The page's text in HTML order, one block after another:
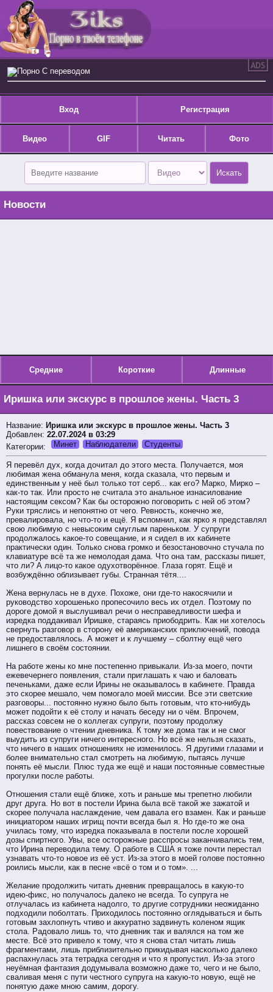
Порно С переводом
Вход Регистрация
Видео GIF Читать Фото
Новости
Средние Короткие Длинные
Иришка или экскурс в прошлое жены. Часть 3
Название: Иришка или экскурс в прошлое жены. Часть 3
Добавлен: 22.07.2024 в 03:29
Категории:
Минет Наблюдатели Студенты
Я перевёл дух, когда дочитал до этого места. Получается, моя
любимая жена обманула меня, когда сказала, что первым и
единственным у неё был только тот серб... как его? Марко, Мирко –
как-то так. Или просто не считала это анальное изнасилование
настоящим сексом? Как бы осторожно поговорить с ней об этом?
Руки тряслись и непонятно от чего. Ревность, конечно же,
превалировала, но что-то и ещё. Я вспомнил, как ярко я представлял
свою любимую с невысоким смуглым пареньком. У супруги
продолжалось какое-то совещание, и я сидел в их кабинете
практически один. Только снова громко и безостановочно стучала по
клавиатуре всё та же немолодая дама. Что она там, рассказы пишет,
что ли? А лицо-то какое одухотворённое. Глаза горят. Ещё и
возбуждённо облизывает губы. Странная тётя....
Жена вернулась не в духе. Похоже, они где-то накосячили и
руководство хорошенько пропесочило весь их отдел. Поэтому по
дороге домой я выслушивал речи о несправедливости шефа и
изредка поддакивал Иришке, стараясь приободрить. Как ни хотелось
свернуть разговор в сторону её американских приключений, повода
не предоставлялось. А может и к лучшему – сболтну ещё чего
лишнего в своём состоянии.
На работе жены ко мне постепенно привыкали. Из-за моего, почти
ежевечернего появления, стали приглашать к чаю и баловать
печеньками, даже если Ирины не оказывалось в кабинете. Правда
это скорее мешало, чем помогало моей миссии. Все эти светские
разговоры... постоянно нужно было быть готовым, что кто-нибудь
может подойти к её столу и начать беседу ни о чём. Впрочем,
рассказ совсем не о коллегах супруги, поэтому продолжу
повествование о чтении дневника. К тому же дома так и не смог
выудить из супруги ничего интересного. Но всё же нельзя сказать,
что ничего в наших отношениях не изменилось. Я другими глазами и
более внимательно стал смотреть на любимую, пытаясь лучше
понять её мысли. Плюс туда же ещё и наши постоянные совместные
прогулки после работы.
Отношения стали ещё ближе, хоть и раньше мы трепетно любили
друг друга. Но вот в постели Ирина была всё такой же зажатой и
скорее получала наслаждение, чем давала его взамен. Как и раньше
инициатором наших игрищ почти всегда был я. Но где-то же она
училась тому, что изредка показывала в постели после хорошей
дозы спиртного. Увы, все осторожные расспросы заканчивались тем,
что Ирина переводила тему. О работе в США я тоже почти перестал
узнавать что-то новое из её уст. Из-за этого в моей голове постоянно
роились мысли, как в песне «всё о том и о том». ...
Желание продолжить читать дневник превращалось в какую-то
идею-фикс, но получалось далеко не всегда. То супруга не
отлучалась из кабинета надолго, то другие сотрудники неожиданно
подходили поболтать. Приходилось постоянно оглядываться и быть
готовым захлопнуть чтиво и аккуратно задвинуть коленом ящик
стола. Радовало лишь то, что дневник так и валялся на том же
месте. Всё это привело к тому, что я снова стал читать лишь
фрагментами, лишь приблизительно прикидывая насколько далеко
распахнулась эта тетрадка сегодня и что я пропустил. Из-за этого
неуёмная фантазия додумывала возможно даже то, чего и не было,
сваливая меня с пути честного супруга на какую-то новую, ещё не
понятую даже мною самим, дорогу.